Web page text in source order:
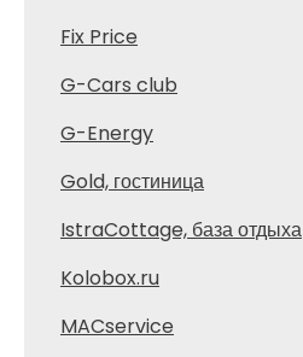
Fix Price
G-Cars club
G-Energy
Gold, гостиница
IstraCottage, база отдыха
Kolobox.ru
MACservice